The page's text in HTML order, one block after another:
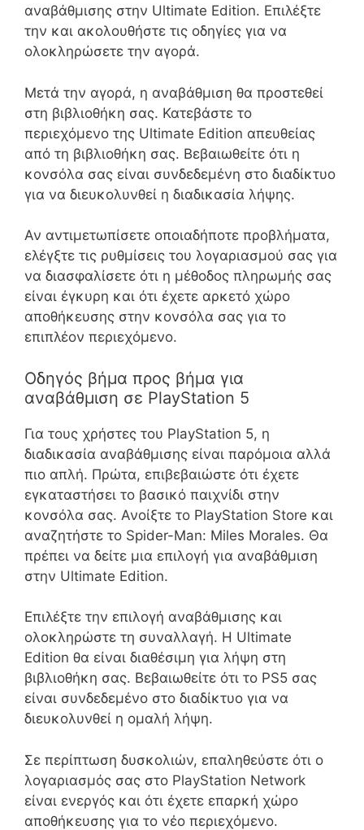
αναβάθμισης στην Ultimate Edition. Επιλέξτε
την και ακολουθήστε τις οδηγίες για να
ολοκληρώσετε την αγορά.
Μετά την αγορά, η αναβάθμιση θα προστεθεί
στη βιβλιοθήκη σας. Κατεβάστε το
περιεχόμενο της Ultimate Edition απευθείας
από τη βιβλιοθήκη σας. Βεβαιωθείτε ότι η
κονσόλα σας είναι συνδεδεμένη στο διαδίκτυο
για να διευκολυνθεί η διαδικασία λήψης.
Αν αντιμετωπίσετε οποιαδήποτε προβλήματα,
ελέγξτε τις ρυθμίσεις του λογαριασμού σας για
να διασφαλίσετε ότι η μέθοδος πληρωμής σας
είναι έγκυρη και ότι έχετε αρκετό χώρο
αποθήκευσης στην κονσόλα σας για το
επιπλέον περιεχόμενο.
Οδηγός βήμα προς βήμα για
αναβάθμιση σε PlayStation 5
Για τους χρήστες του PlayStation 5, η
διαδικασία αναβάθμισης είναι παρόμοια αλλά
πιο απλή. Πρώτα, επιβεβαιώστε ότι έχετε
εγκαταστήσει το βασικό παιχνίδι στην
κονσόλα σας. Ανοίξτε το PlayStation Store και
αναζητήστε το Spider-Man: Miles Morales. Θα
πρέπει να δείτε μια επιλογή για αναβάθμιση
στην Ultimate Edition.
Επιλέξτε την επιλογή αναβάθμισης και
ολοκληρώστε τη συναλλαγή. Η Ultimate
Edition θα είναι διαθέσιμη για λήψη στη
βιβλιοθήκη σας. Βεβαιωθείτε ότι το PS5 σας
είναι συνδεδεμένο στο διαδίκτυο για να
διευκολυνθεί η ομαλή λήψη.
Σε περίπτωση δυσκολιών, επαληθεύστε ότι ο
λογαριασμός σας στο PlayStation Network
είναι ενεργός και ότι έχετε επαρκή χώρο
αποθήκευσης για το νέο περιεχόμενο.